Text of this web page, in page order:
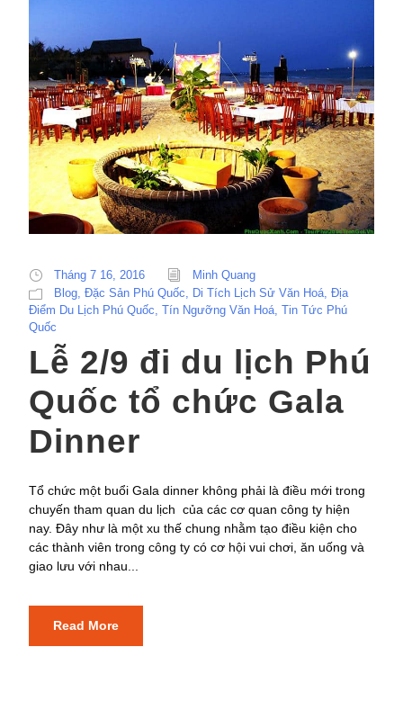
Tháng 7 16, 2016
Minh Quang
Blog Đặc Sản Phú Quốc Di Tích Lịch Sử Văn Hoá Địa
Điểm Du Lịch Phú Quốc Tín Ngưỡng Văn Hoá Tin Tức Phú
Quốc
Lễ 2/9 đi du lịch Phú
Quốc tổ chức Gala
Dinner
Tổ chức một buổi Gala dinner không phải là điều mới trong
chuyến tham quan du lịch của các cơ quan công ty hiện
nay. Đây như là một xu thế chung nhằm tạo điều kiện cho
các thành viên trong công ty có cơ hội vui chơi, ăn uống và
giao lưu với nhau...
Read More